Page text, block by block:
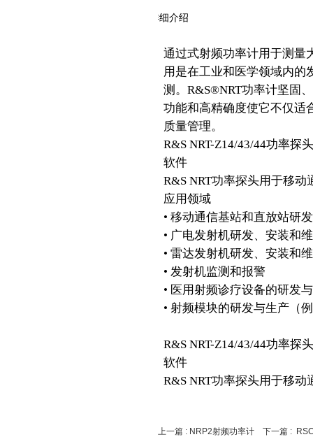
详细介绍
通过式射频功率计用于测量
用是在工业和医学领域内的
测。R&S®NRT功率计坚固
功能和高精确度使它不仅适
质量管理。
R&S NRT-Z14/43/44功率探
软件
R&S NRT功率探头用于移
应用领域
• 移动通信基站和直放站研
• 广电发射机研发、安装和
• 雷达发射机研发、安装和
• 发射机监测和报警
• 医用射频诊疗设备的研发
• 射频模块的研发与生产（
R&S NRT-Z14/43/44功率探
软件
R&S NRT功率探头用于移
上一篇 : NRP2射频功率计 下一篇 :